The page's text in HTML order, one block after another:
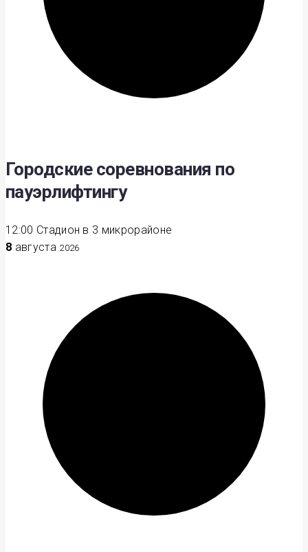
Городские соревнования по
пауэрлифтингу
12:00 Стадион в 3 микрорайоне
8 августа 2026